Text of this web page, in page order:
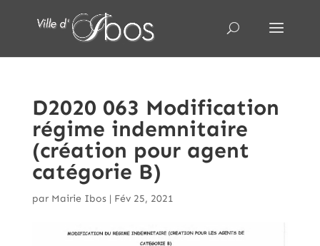
D2020 063 Modification
régime indemnitaire
(création pour agent
catégorie B)
par Mairie Ibos| Fév 25, 2021